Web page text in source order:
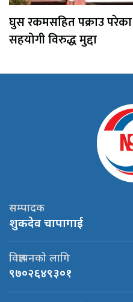
घुस रकमसहित पक्राउ
सहयोगी विरुद्ध मुद्दा
सम्पादक
शुकदेव चापागाई
विज्ञापनको लागि
९७०२६४९३०१